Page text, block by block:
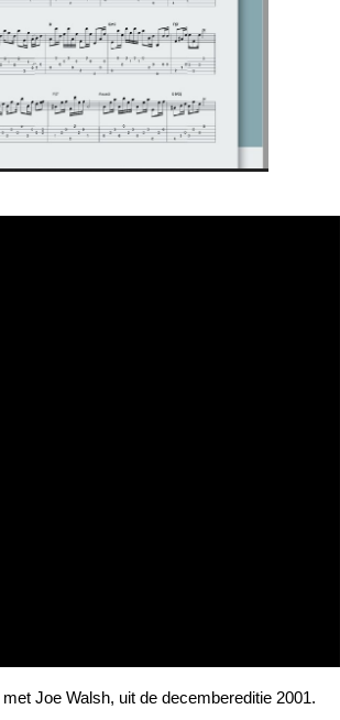
met Joe Walsh, uit de decembereditie 2001.